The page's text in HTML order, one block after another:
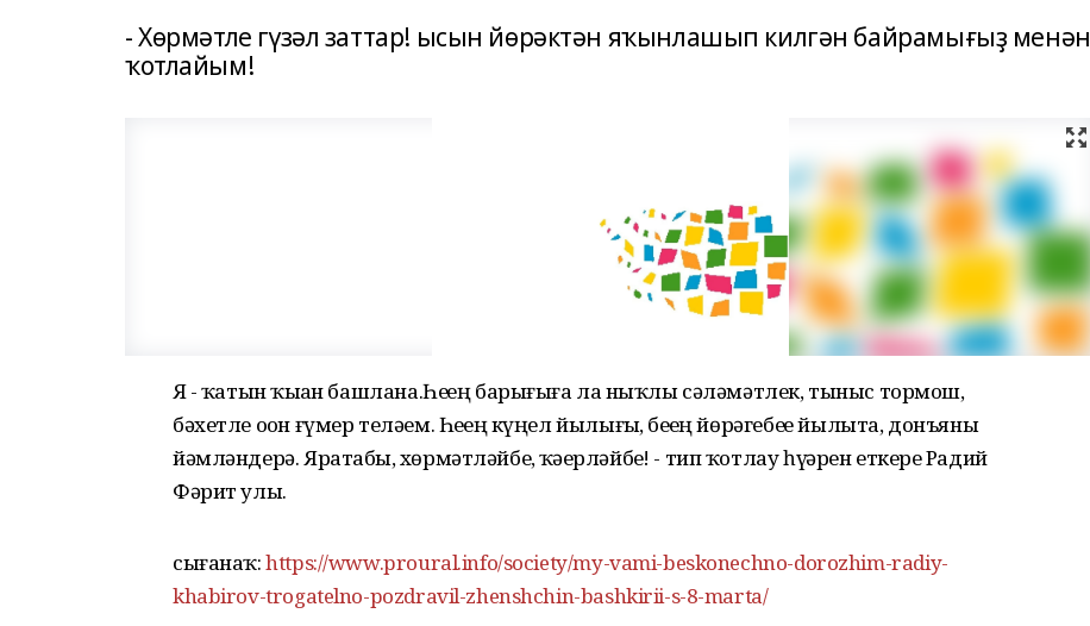
- Хөрмәтле гүзәл заттар! ысын йөрәктән яҡынлашып килгән байрамығыҙ менән
ҡотлайым!
Яҙ - ҡатын ҡыҙҙан башлана.Һеҙҙең барығыҙға ла ныҡлы сәләмәтлек, тыныс тормош,
бәхетле оҙон ғүмер теләем. Һеҙҙең күңел йылығыҙ, беҙҙең йөрәгебеҙҙе йылыта, донъяны
йәмләндерә. Яратабыҙ, хөрмәтләйбеҙ, ҡәҙерләйбеҙ! - тип ҡотлау һүҙҙәрен еткерҙе Радий
Фәрит улы.
сығанаҡ:https://www.proural.info/society/my-vami-beskonechno-dorozhim-radiy-
khabirov-trogatelno-pozdravil-zhenshchin-bashkirii-s-8-marta/